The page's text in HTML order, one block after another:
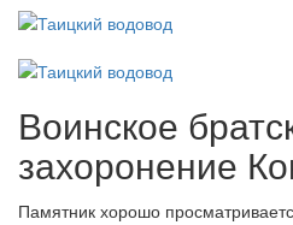
Воинское
захоронение
Памятник хорошо